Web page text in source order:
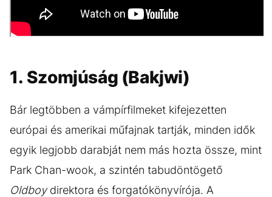
1. Szomjúság (Bakjwi)
Bár legtöbben a vámpírfilmeket kifejezetten
európai és amerikai műfajnak tartják, minden idők
egyik legjobb darabját nem más hozta össze, mint
Park Chan-wook, a szintén tabudöntögető
Oldboydirektora és forgatókönyvírója. A